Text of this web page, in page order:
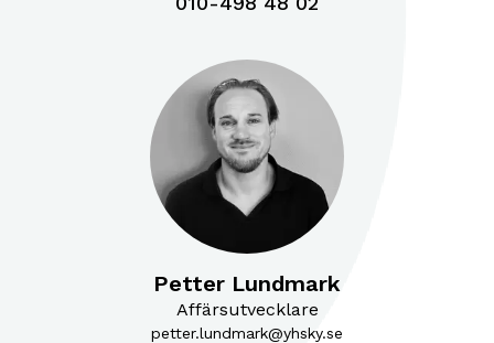
Petter Lundmark
Affärsutvecklare
petter.lundmark@yhsky.se